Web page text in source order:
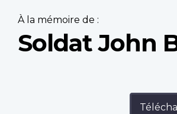
À la mémoire de :
Soldat John